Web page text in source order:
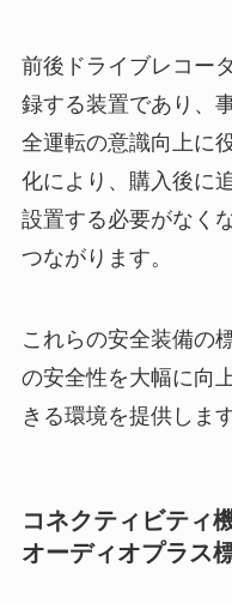
前後ドライブレコー
録する装置であり、
全運転の意識向上に
化により、購入後に
設置する必要がなく
つながります。
これらの安全装備の
の安全性を大幅に向
きる環境を提供します
コネクティビティ
オーディオプラス